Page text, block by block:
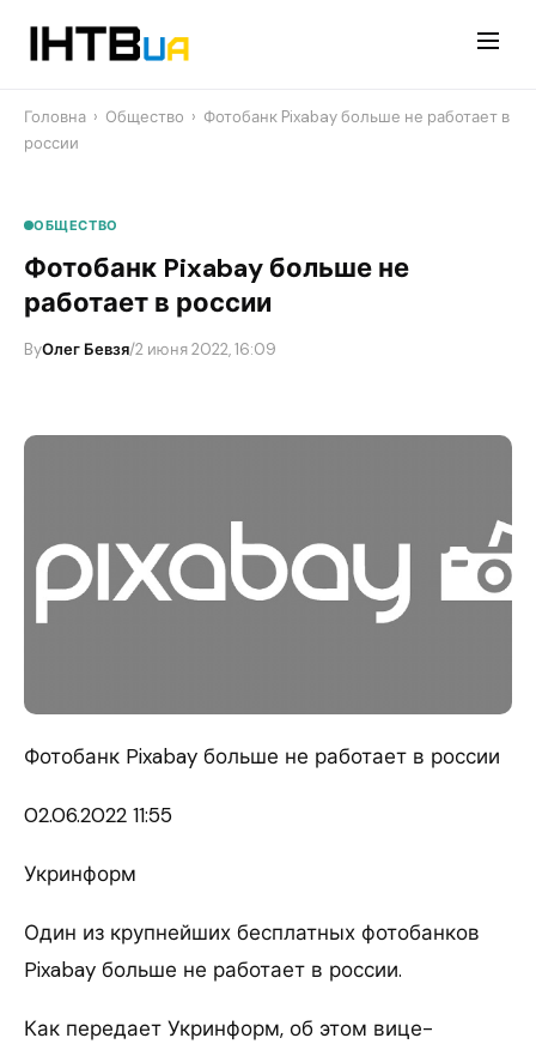
Головна › Общество › Фотобанк Pixabay больше не работает в
россии
ОБЩЕСТВО
Фотобанк Pixabay больше не
работает в россии
ByОлег Бевзя/2 июня 2022, 16:09
Фотобанк Pixabay больше не работает в россии
02.06.2022 11:55
Укринформ
Один из крупнейших бесплатных фотобанков
Pixabay больше не работает в россии.
Как передает Укринформ, об этом вице-